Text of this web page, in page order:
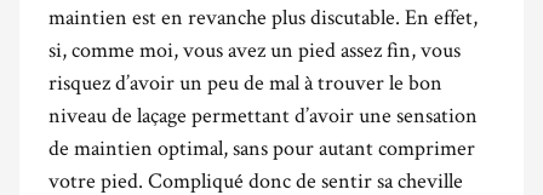
maintien est en revanche plus discutable. En effet,
si, comme moi, vous avez un pied assez fin, vous
risquez d’avoir un peu de mal à trouver le bon
niveau de laçage permettant d’avoir une sensation
de maintien optimal, sans pour autant comprimer
votre pied. Compliqué donc de sentir sa cheville